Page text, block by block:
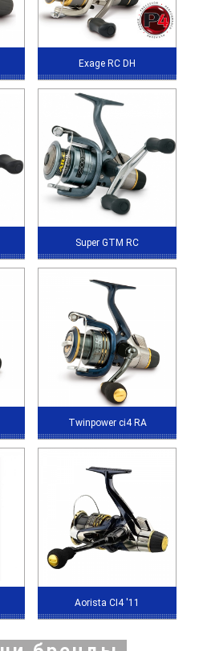
Exage RC DH
Super GTM RC
Twinpower ci4 RA
Aorista CI4 '11